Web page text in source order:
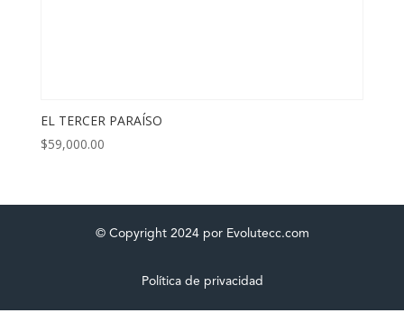
EL TERCER PARAÍSO
$59,000.00
© Copyright 2024 por Evolutecc.com
Política de privacidad